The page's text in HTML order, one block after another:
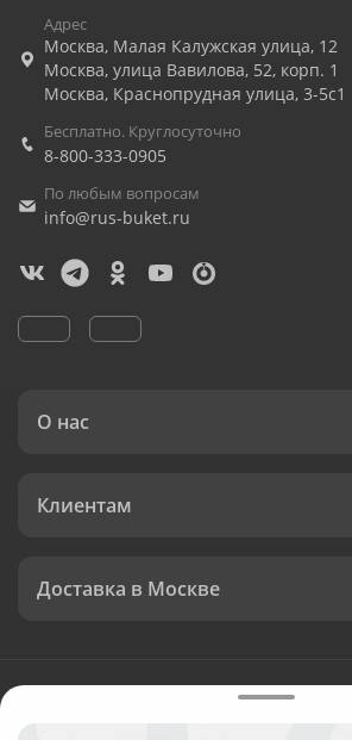
Адрес
Москва, Малая Калужская улица, 12
Москва, улица Вавилова, 52, корп. 1
Москва, Краснопрудная улица, 3-5с1
Бесплатно. Круглосуточно
8-800-333-0905
По любым вопросам
info@rus-buket.ru
О нас
Клиентам
Доставка в Москве
Валюта: